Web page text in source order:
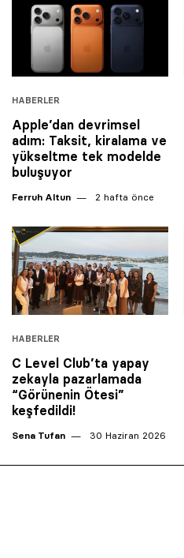
HABERLER
Apple’dan devrimsel
adım: Taksit, kiralama ve
yükseltme tek modelde
buluşuyor
Ferruh Altun 2 hafta önce
HABERLER
C Level Club’ta yapay
zekayla pazarlamada
“Görünenin Ötesi”
keşfedildi!
Sena Tufan 30 Haziran 2026